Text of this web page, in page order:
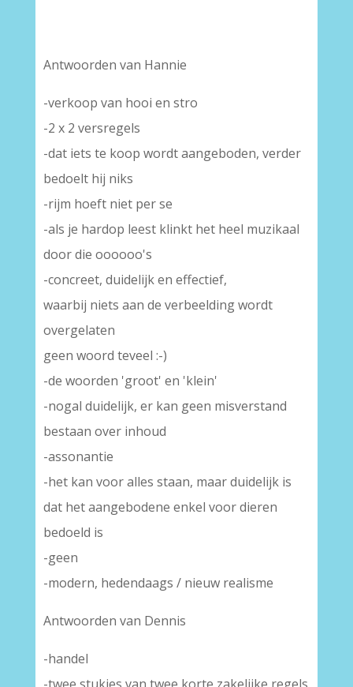
Antwoorden van Hannie
-verkoop van hooi en stro
-2 x 2 versregels
-dat iets te koop wordt aangeboden, verder
bedoelt hij niks
-rijm hoeft niet per se
-als je hardop leest klinkt het heel muzikaal
door die oooooo's
-concreet, duidelijk en effectief,
waarbij niets aan de verbeelding wordt
overgelaten
geen woord teveel :-)
-de woorden 'groot' en 'klein'
-nogal duidelijk, er kan geen misverstand
bestaan over inhoud
-assonantie
-het kan voor alles staan, maar duidelijk is
dat het aangebodene enkel voor dieren
bedoeld is
-geen
-modern, hedendaags / nieuw realisme
Antwoorden van Dennis
-handel